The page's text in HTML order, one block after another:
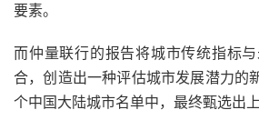
要素。
而仲量联行的报告将城市传统指标
合，创造出一种评估城市发展潜力的
个中国大陆城市名单中，最终甄选出上